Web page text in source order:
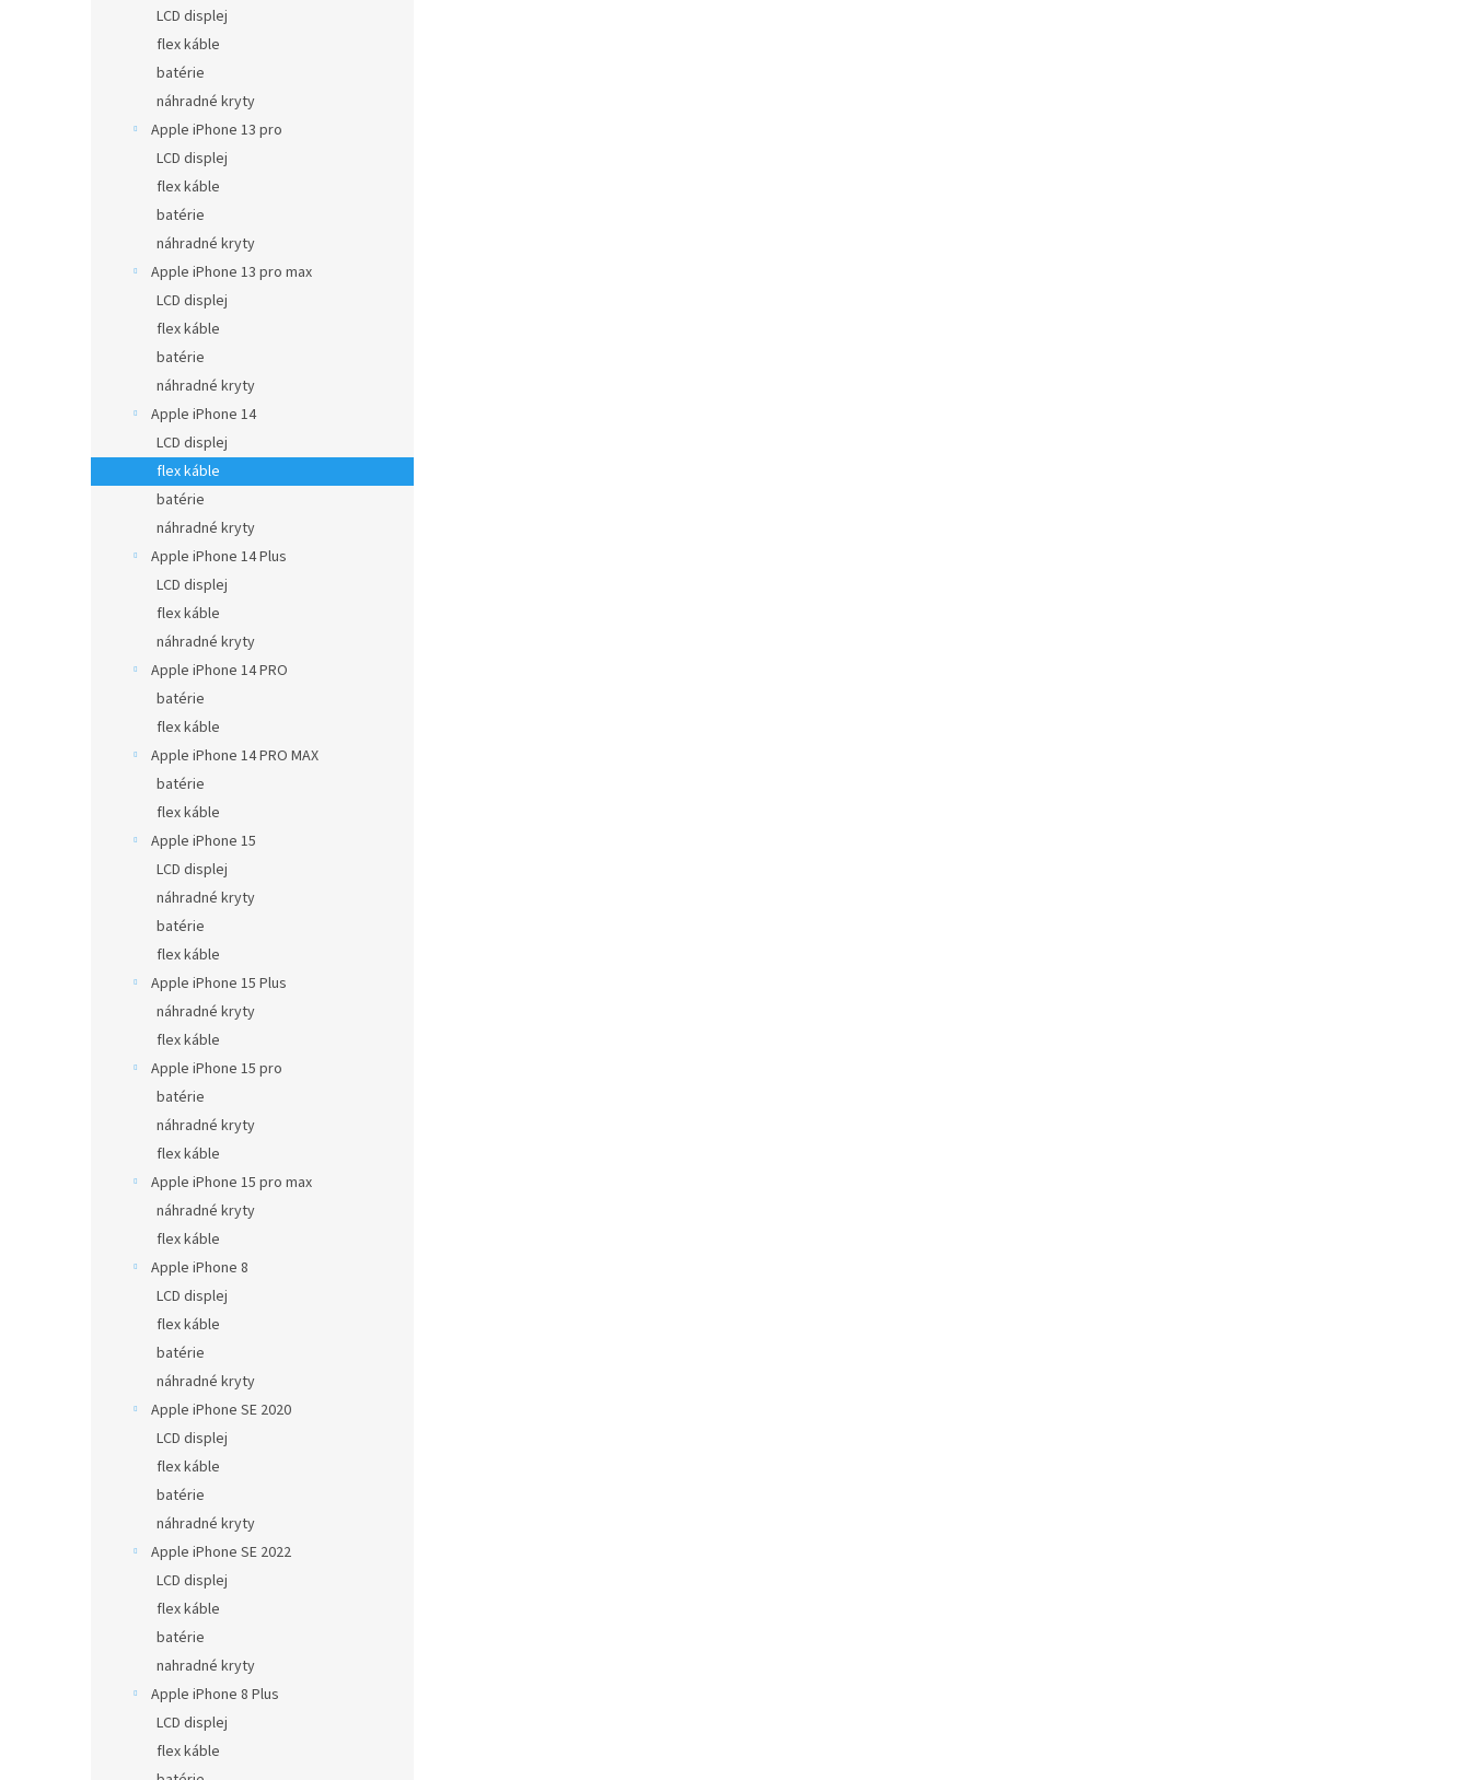
LCD displej
flex káble
batérie
náhradné kryty
Apple iPhone 13 pro
LCD displej
flex káble
batérie
náhradné kryty
Apple iPhone 13 pro max
LCD displej
flex káble
batérie
náhradné kryty
Apple iPhone 14
LCD displej
flex káble
batérie
náhradné kryty
Apple iPhone 14 Plus
LCD displej
flex káble
náhradné kryty
Apple iPhone 14 PRO
batérie
flex káble
Apple iPhone 14 PRO MAX
batérie
flex káble
Apple iPhone 15
LCD displej
náhradné kryty
batérie
flex káble
Apple iPhone 15 Plus
náhradné kryty
flex káble
Apple iPhone 15 pro
batérie
náhradné kryty
flex káble
Apple iPhone 15 pro max
náhradné kryty
flex káble
Apple iPhone 8
LCD displej
flex káble
batérie
náhradné kryty
Apple iPhone SE 2020
LCD displej
flex káble
batérie
náhradné kryty
Apple iPhone SE 2022
LCD displej
flex káble
batérie
nahradné kryty
Apple iPhone 8 Plus
LCD displej
flex káble